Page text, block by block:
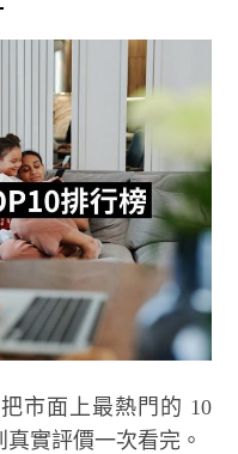
市面上最熱門的 10
實評價一次看完。